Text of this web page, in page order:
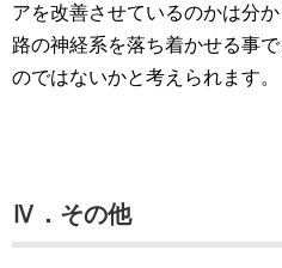
アを改善させているのかは分
路の神経系を落ち着かせる事
のではないかと考えられます。
Ⅳ．その他